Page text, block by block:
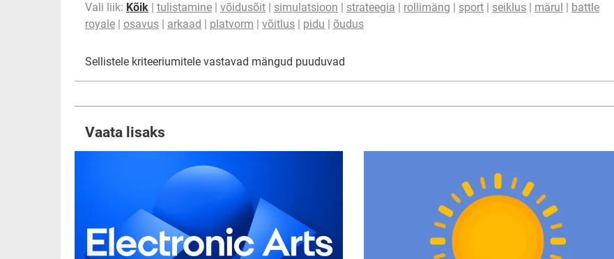
Vali liik: Kõik | tulistamine | võidusõit | simulatsioon | strateegia | rollimäng | sport | seiklus | märul | battle
royale | osavus | arkaad | platvorm | võitlus | pidu | õudus
Sellistele kriteeriumitele vastavad mängud puuduvad
Vaata lisaks